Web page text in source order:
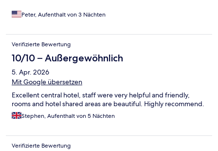
Peter, Aufenthalt von 3 Nächten
Verifizierte Bewertung
10/10 – Außergewöhnlich
5. Apr. 2026
Mit Google übersetzen
Excellent central hotel, staff were very helpful and friendly,
rooms and hotel shared areas are beautiful. Highly recommend.
Stephen, Aufenthalt von 5 Nächten
Verifizierte Bewertung